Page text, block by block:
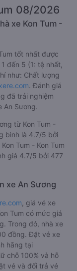
08/2026
xe Kon Tum -
tốt nhất được
đến 5 (1: tệ nhất,
như: Chất lượng
. Đánh giá
đã trải nghiệm
An Sương.
từ Kon Tum -
bình là 4.7/5 bởi
Tum - Kon Tum
giá 4.7/5 bởi 477
xe An Sương
, giá vé xe
Tum có mức giá
Trong đó, nhà xe
đồng. Đặt vé xe
hãng tại
chỗ 100% và hỗ
vé và đổi trả vé